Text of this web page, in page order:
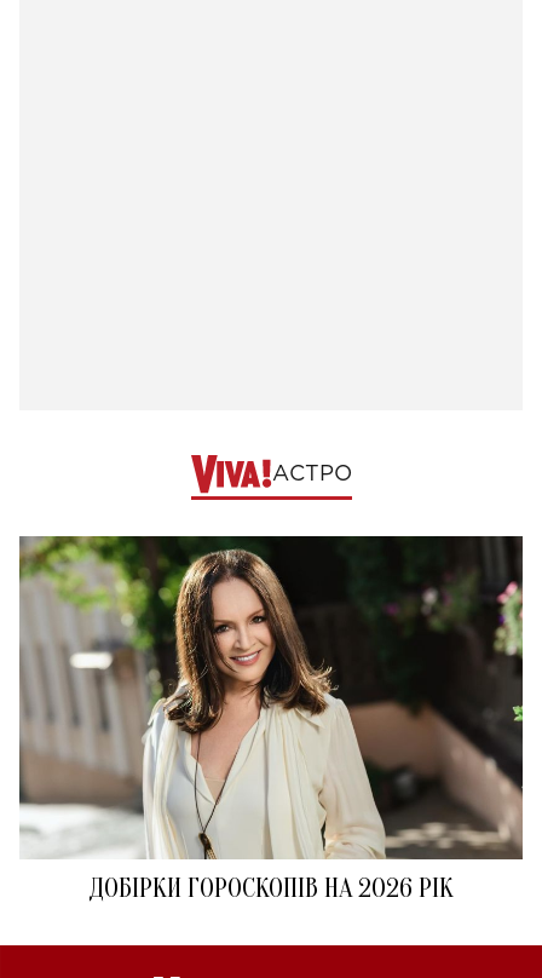
АСТРО
ДОБІРКИ ГОРОСКОПІВ НА 2026 РІК